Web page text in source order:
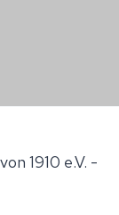
1910 e.V. -